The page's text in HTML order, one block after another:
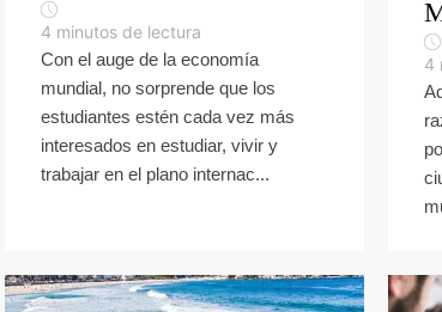
4 minutos de lectura
Con el auge de la economía
mundial, no sorprende que los
estudiantes estén cada vez más
interesados en estudiar, vivir y
trabajar en el plano internac...
4